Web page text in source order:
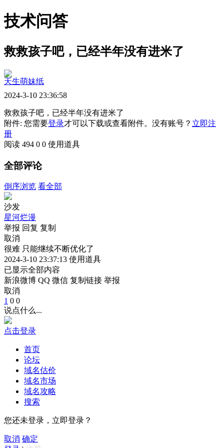
技术问答
救救孩子吧，已经半年没有进米了
天生萌妹纸
2024-3-10 23:36:58
救救孩子吧，已经半年没有进米了
附件: 您需要登录才可以下载或查看附件。没有账号？ 立即注
册
阅读 494 0 0 使用道具
全部评论
倒序浏览 看全部
沙发
星河烂漫
举报 回复 复制
取消
很难 只能继续不断优化了
2024-3-10 23:37:13 使用道具
已显示全部内容
新浪微博 QQ 微信 复制链接 举报
取消
1 0 0
说点什么...
点击登录
首页
论坛
域名估价
域名市场
域名攻略
搜索
您还未登录，立即登录？
取消 确定